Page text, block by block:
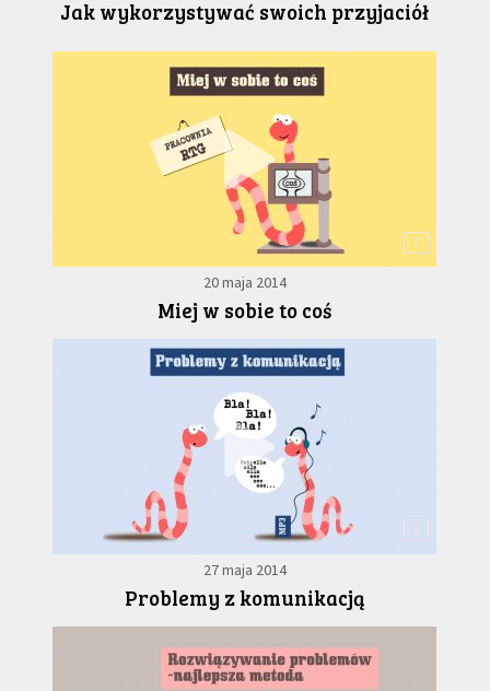
Jak wykorzystywać swoich przyjaciół
7
20 maja 2014
Miej w sobie to coś
27 maja 2014
Problemy z komunikacją